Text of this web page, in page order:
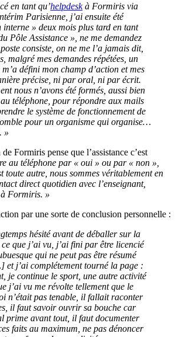
en tant qu’helpdeskà Formiris via
Parisienne, j’ai ensuite été
interne » deux mois plus tard en tant
Pôle Assistance », ne me demandez
consiste, on ne me l’a jamais dit,
malgré mes demandes répétées, un
défini mon champ d’action et mes
précise, ni par oral, ni par écrit.
nous n’avons été formés, aussi bien
téléphone, pour répondre aux mails
le système de fonctionnement de
pour un organisme qui organise…
»
Formiris pense que l’assistance c’est
au téléphone par « oui » ou par « non »,
toute autre, nous sommes véritablement en
direct quotidien avec l’enseignant,
Formiris. »
par une sorte de conclusion personnelle :
hésité avant de déballer sur la
que j’ai vu, j’ai fini par être licencié
qui ne peut pas être résumé
j’ai complétement tourné la page :
je continue le sport, une autre activité
j’ai vu me révolte tellement que le
n’était pas tenable, il fallait raconter
il faut savoir ouvrir sa bouche car
prime avant tout, il faut documenter
faits au maximum, ne pas dénoncer